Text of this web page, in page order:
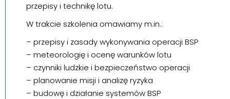
przepisy i technikę lotu.
W trakcie szkolenia omawiamy m.in.:
– przepisy i zasady wykonywania operacji BSP
– meteorologię i ocenę warunków lotu
– czynniki ludzkie i bezpieczeństwo operacji
– planowanie misji i analizę ryzyka
– budowę i działanie systemów BSP